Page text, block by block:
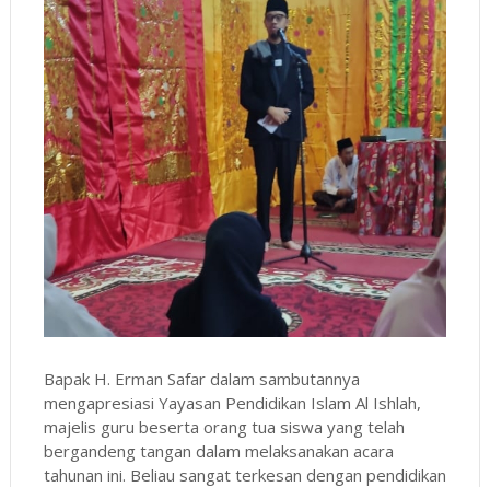
Bapak H. Erman Safar dalam sambutannya
mengapresiasi Yayasan Pendidikan Islam Al Ishlah,
majelis guru beserta orang tua siswa yang telah
bergandeng tangan dalam melaksanakan acara
tahunan ini. Beliau sangat terkesan dengan pendidikan